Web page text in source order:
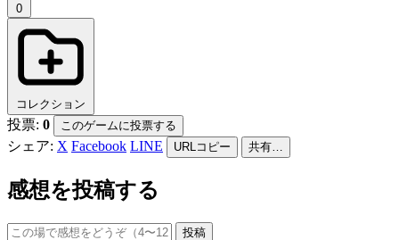
0
コレクション
投票: 0 このゲームに投票する
シェア: X Facebook LINE URLコピー 共有…
感想を投稿する
投稿